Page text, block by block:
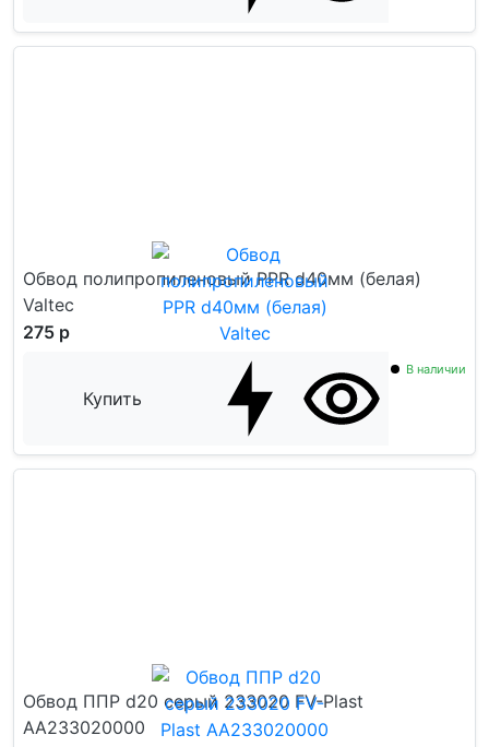
Обвод полипропиленовый PPR d40мм (белая)
Valtec
275 р
Купить
В наличии
Обвод ППР d20 серый 233020 FV-Plast
AA233020000